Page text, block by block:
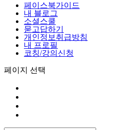
페이스북가이드
내 블로그
소셜스쿨
묻고답하기
개인정보취급방침
내 프로필
코칭/강의신청
페이지 선택